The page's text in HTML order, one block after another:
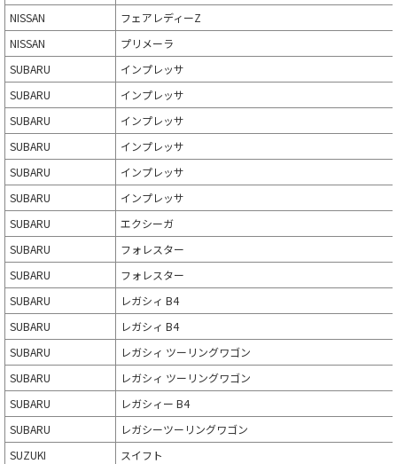
NISSAN
フェアレディーZ
NISSAN
プリメーラ
SUBARU
インプレッサ
SUBARU
インプレッサ
SUBARU
インプレッサ
SUBARU
インプレッサ
SUBARU
インプレッサ
SUBARU
インプレッサ
SUBARU
エクシーガ
SUBARU
フォレスター
SUBARU
フォレスター
SUBARU
レガシィ B4
SUBARU
レガシィ B4
SUBARU
レガシィ ツーリングワゴン
SUBARU
レガシィ ツーリングワゴン
SUBARU
レガシィー B4
SUBARU
レガシーツーリングワゴン
SUZUKI
スイフト